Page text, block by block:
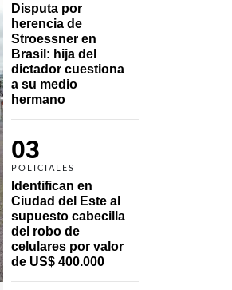
Disputa por
herencia de
Stroessner en
Brasil: hija del
dictador cuestiona
a su medio
hermano
03
POLICIALES
Identifican en
Ciudad del Este al
supuesto cabecilla
del robo de
celulares por valor
de US$ 400.000